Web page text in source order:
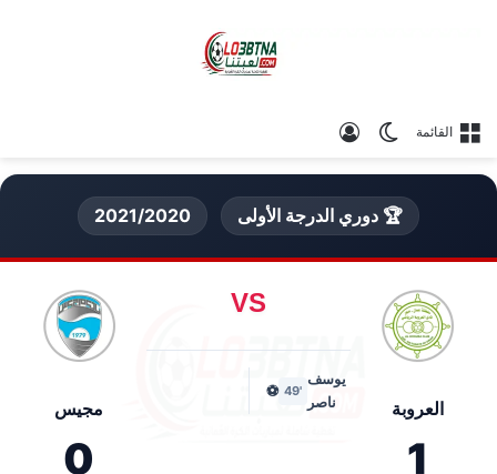
القائمة الوضع المظلم
🏆 دوري الدرجة الأولى 2021/2020
العروبة
1
VS
يوسف
ناصر
'49
⚽
مجيس
0